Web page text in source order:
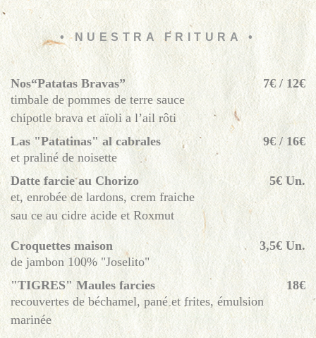
• NUESTRA FRITURA •
Nos“Patatas Bravas”
7€ / 12€
timbale de pommes de terre sauce
chipotle brava et aïoli a l’ail rôti
Las "Patatinas" al cabrales
9€ / 16€
et praliné de noisette
Datte farcie au Chorizo
5€ Un.
et, enrobée de lardons, crem fraiche
sau ce au cidre acide et Roxmut
Croquettes maison
3,5€ Un.
de jambon 100% "Joselito"
"TIGRES" Maules farcies
18€
recouvertes de béchamel, pané et frites, émulsion
marinée